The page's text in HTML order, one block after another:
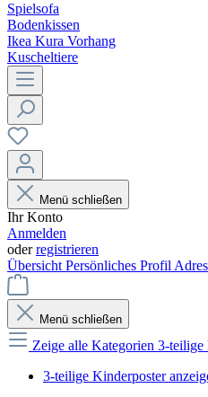
Spielsofa
Bodenkissen
Ikea Kura Vorhang
Kuscheltiere
Menü schließen
Ihr Konto
Anmelden
oderregistrieren
Übersicht Persönliches Profil
Menü schließen
Zeige alle Kategorien 3-teilige
3-teilige Kinderposter